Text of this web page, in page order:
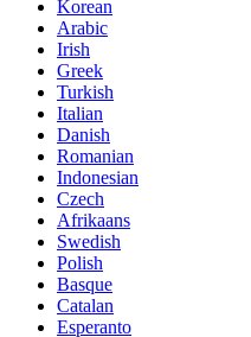
Korean
Arabic
Irish
Greek
Turkish
Italian
Danish
Romanian
Indonesian
Czech
Afrikaans
Swedish
Polish
Basque
Catalan
Esperanto